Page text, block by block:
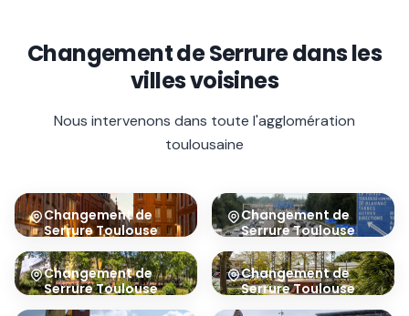
Changement de Serruredans les
villes voisines
Nous intervenons dans toute l'agglomération
toulousaine
Changement de
Serrure Toulouse
31000
Changement de
SerrureToulouse
31100
Changement de
SerrureToulouse
Changement de
SerrureToulouse